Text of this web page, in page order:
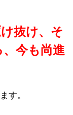
抜け、そ
今も尚進
す。